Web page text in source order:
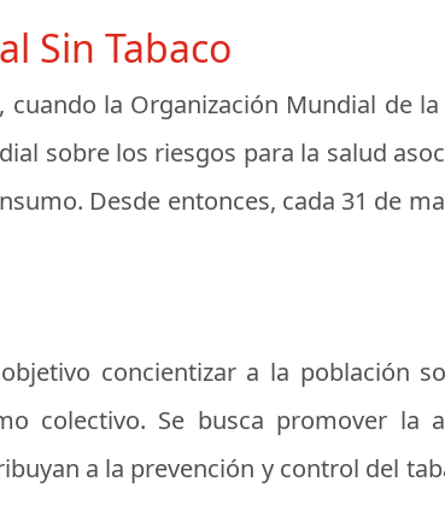
Sin Tabaco
la Organización Mundial de
sobre los riesgos para la salud
Desde entonces, cada 31 de
concientizar a la población
colectivo. Se busca promover la
a la prevención y control del